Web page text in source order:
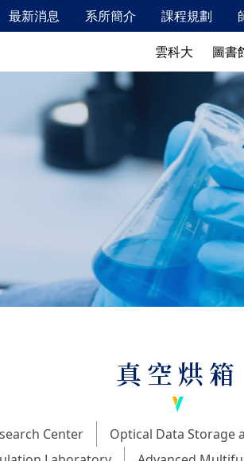
最新消息 系所簡介 課程規劃
雲科大 圖書
真空烘箱
Center
Optical Data Storage
最新消息
115年2月校內安全衛生教育訓練相關資訊
系所簡介
發展願景、教育目標及學生核心能力
實驗室概況
新鮮人專區
教學特色
儀器設備
產業鏈結